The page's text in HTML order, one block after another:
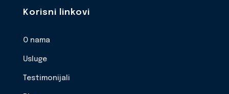
Korisni linkovi
O nama
Usluge
Testimonijali